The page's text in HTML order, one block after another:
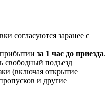
согласуются заранее с
за 1 час до приезда.
свободный подъезд
(включая открытие
и другие